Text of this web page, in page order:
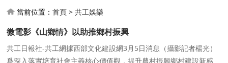
當前位置：首頁 >共工娛樂
微電影《山鄉情》以助推鄉村振興
共工日報社-共工網據西部文化建設網3月5日消息（攝影記者楊光）
爲深入落實培育社會主義核心價值觀，提升農村振興鄉村建設新感